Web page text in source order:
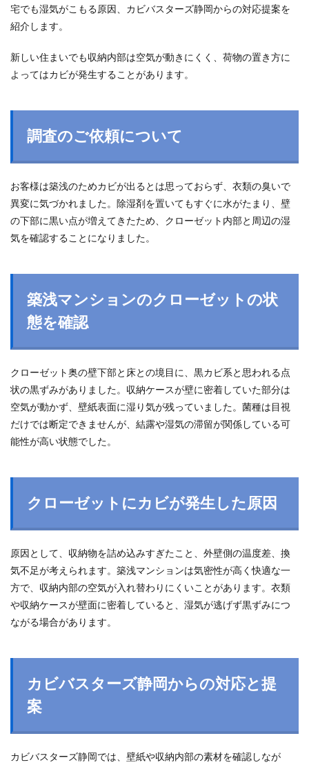
宅でも湿気がこもる原因、カビバスターズ静岡からの対応提案を
紹介します。
新しい住まいでも収納内部は空気が動きにくく、荷物の置き方に
よってはカビが発生することがあります。
調査のご依頼について
お客様は築浅のためカビが出るとは思っておらず、衣類の臭いで
異変に気づかれました。除湿剤を置いてもすぐに水がたまり、壁
の下部に黒い点が増えてきたため、クローゼット内部と周辺の湿
気を確認することになりました。
築浅マンションのクローゼットの状
態を確認
クローゼット奥の壁下部と床との境目に、黒カビ系と思われる点
状の黒ずみがありました。収納ケースが壁に密着していた部分は
空気が動かず、壁紙表面に湿り気が残っていました。菌種は目視
だけでは断定できませんが、結露や湿気の滞留が関係している可
能性が高い状態でした。
クローゼットにカビが発生した原因
原因として、収納物を詰め込みすぎたこと、外壁側の温度差、換
気不足が考えられます。築浅マンションは気密性が高く快適な一
方で、収納内部の空気が入れ替わりにくいことがあります。衣類
や収納ケースが壁面に密着していると、湿気が逃げず黒ずみにつ
ながる場合があります。
カビバスターズ静岡からの対応と提
案
カビバスターズ静岡では、壁紙や収納内部の素材を確認しなが